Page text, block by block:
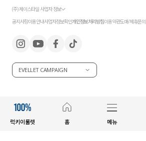
럭키이룰렛 홈 메뉴
(주) 제이스타일 사업자 정보
공지사항이용안내사업자정보확인개인정보처리방침이용약관도매/제휴문의
EVELLET CAMPAIGN